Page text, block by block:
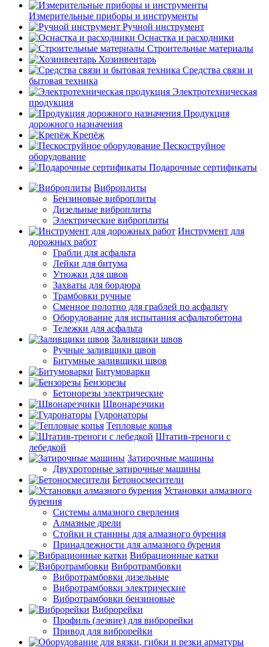
Измерительные приборы и инструменты
Ручной инструмент
Оснастка и расходники
Строительные материалы
Хозинвентарь
Средства связи и
бытовая техника
Электротехническая
продукция
Продукция
дорожного назначения
Крепёж
Пескоструйное
оборудование
Подарочные сертификаты
Виброплиты
Бензиновые виброплиты
Дизельные виброплиты
Электрические виброплиты
Инструмент для
дорожных работ
Грабли для асфальта
Лейки для битума
Утюжки для швов
Захваты для бордюра
Трамбовки ручные
Сменное полотно для граблей по асфальту
Оборудование для испытания асфальтобетона
Тележки для асфальта
Заливщики швов
Ручные заливщики швов
Битумные заливщики швов
Битумоварки
Бензорезы
Бетонорезы электрические
Швонарезчики
Гудронаторы
Тепловые копья
Штатив-треноги с
лебедкой
Затирочные машины
Двухроторные затирочные машины
Бетоносмесители
Установки алмазного
бурения
Системы алмазного сверления
Алмазные дрели
Стойки и станины для алмазного бурения
Принадлежности для алмазного бурения
Вибрационные катки
Вибротрамбовки
Вибротрамбовки дизельные
Вибротрамбовки электрические
Вибротрамбовки бензиновые
Виброрейки
Профиль (лезвие) для виброрейки
Привод для виброрейки